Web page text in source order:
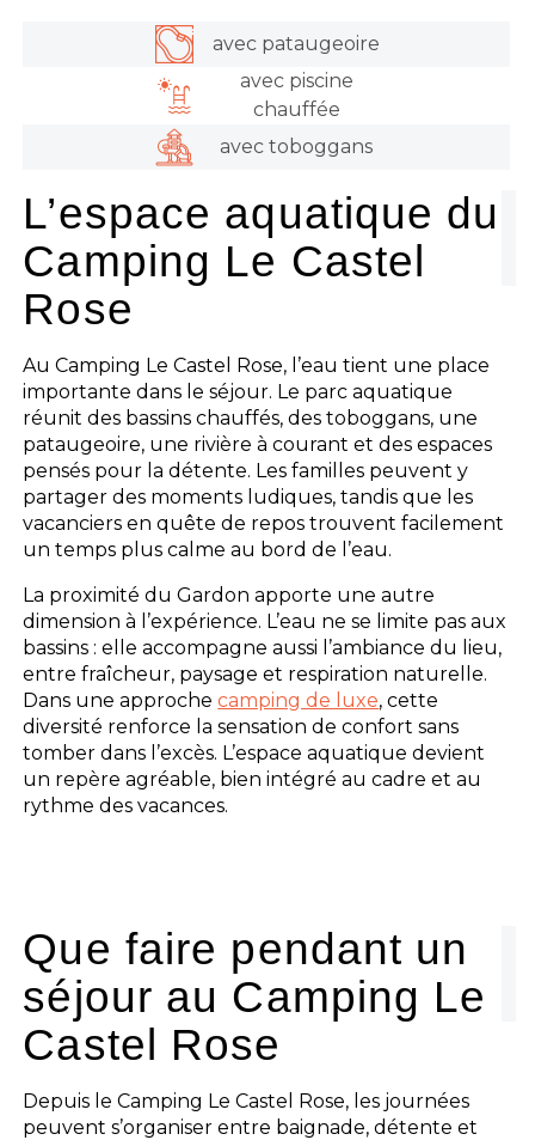
avec pataugeoire
avec piscine
chauffée
avec toboggans
L’espace aquatique du
Camping Le Castel
Rose
Au Camping Le Castel Rose, l’eau tient une place
importante dans le séjour. Le parc aquatique
réunit des bassins chauffés, des toboggans, une
pataugeoire, une rivière à courant et des espaces
pensés pour la détente. Les familles peuvent y
partager des moments ludiques, tandis que les
vacanciers en quête de repos trouvent facilement
un temps plus calme au bord de l’eau.
La proximité du Gardon apporte une autre
dimension à l’expérience. L’eau ne se limite pas aux
bassins : elle accompagne aussi l’ambiance du lieu,
entre fraîcheur, paysage et respiration naturelle.
Dans une approchecamping de luxe, cette
diversité renforce la sensation de confort sans
tomber dans l’excès. L’espace aquatique devient
un repère agréable, bien intégré au cadre et au
rythme des vacances.
Que faire pendant un
séjour au Camping Le
Castel Rose
Depuis le Camping Le Castel Rose, les journées
peuvent s’organiser entre baignade, détente et